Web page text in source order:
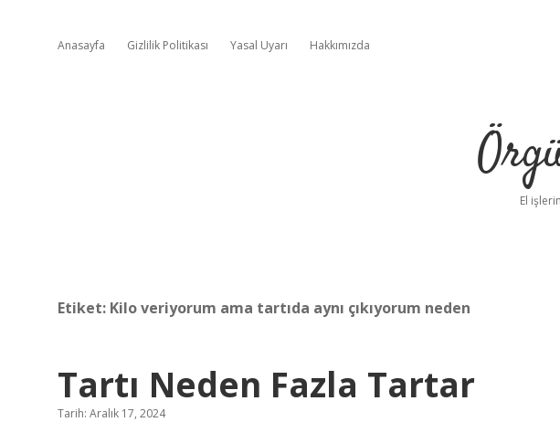
Anasayfa Gizlilik Politikası Yasal Uyarı Hakkımızda
El
Etiket: Kilo veriyorum ama tartıda aynı çıkıyorum neden
Tartı Neden Fazla Tartar
Tarih: Aralık 17, 2024